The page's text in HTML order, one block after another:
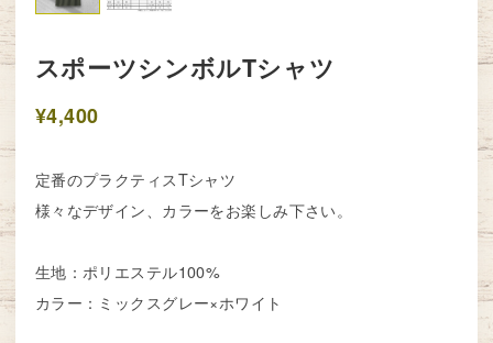
スポーツシンボルTシャツ
¥4,400
定番のプラクティスTシャツ
様々なデザイン、カラーをお楽しみ下さい。
生地：ポリエステル100%
カラー：ミックスグレー×ホワイト